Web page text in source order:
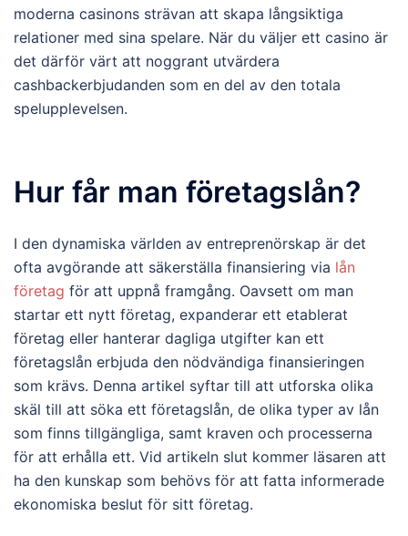
moderna casinons strävan att skapa långsiktiga
relationer med sina spelare. När du väljer ett casino är
det därför värt att noggrant utvärdera
cashbackerbjudanden som en del av den totala
spelupplevelsen.
Hur får man företagslån?
I den dynamiska världen av entreprenörskap är det
ofta avgörande att säkerställa finansiering via lån
företag för att uppnå framgång. Oavsett om man
startar ett nytt företag, expanderar ett etablerat
företag eller hanterar dagliga utgifter kan ett
företagslån erbjuda den nödvändiga finansieringen
som krävs. Denna artikel syftar till att utforska olika
skäl till att söka ett företagslån, de olika typer av lån
som finns tillgängliga, samt kraven och processerna
för att erhålla ett. Vid artikeln slut kommer läsaren att
ha den kunskap som behövs för att fatta informerade
ekonomiska beslut för sitt företag.